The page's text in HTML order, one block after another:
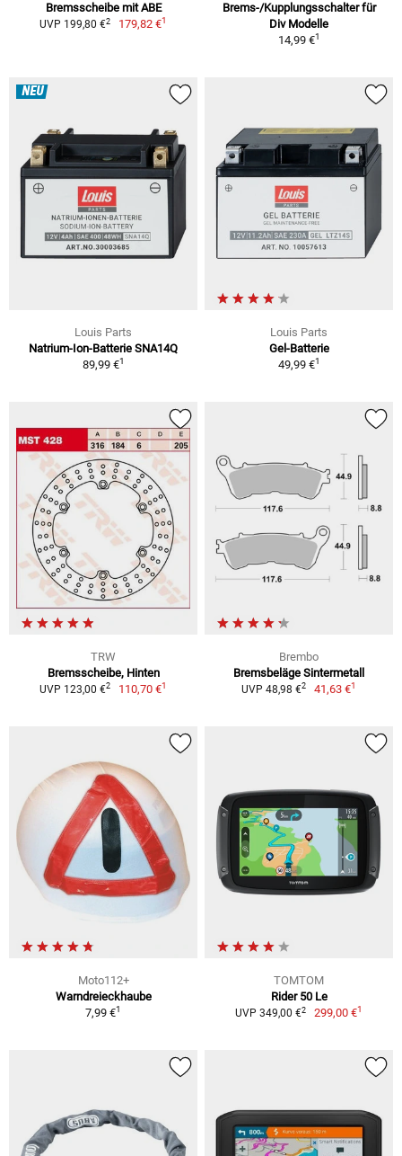
Bremsscheibe mit ABE
UVP 199,80 €2 179,82 €1
Brems-/Kupplungsschalter für
Div Modelle
14,99 €1
NEU
Louis Parts
Natrium-Ion-Batterie SNA14Q
89,99 €1
Louis Parts
Gel-Batterie
49,99 €1
TRW
Bremsscheibe, Hinten
UVP 123,00 €2 110,70 €1
Brembo
Bremsbeläge Sintermetall
UVP 48,98 €2 41,63 €1
Moto112+
Warndreieckhaube
7,99 €1
TOMTOM
Rider 50 Le
UVP 349,00 €2 299,00 €1